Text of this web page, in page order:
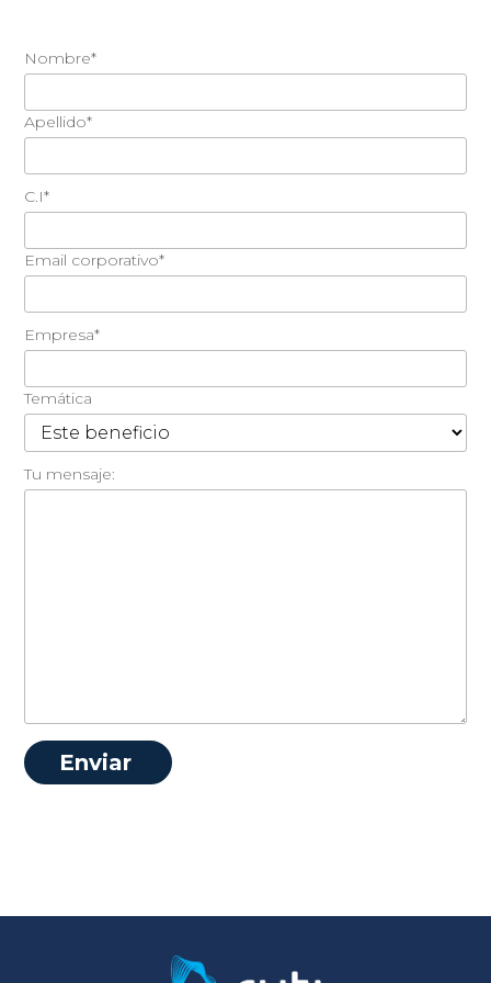
Nombre*
Apellido*
C.I*
Email corporativo*
Empresa*
Temática
Tu mensaje: